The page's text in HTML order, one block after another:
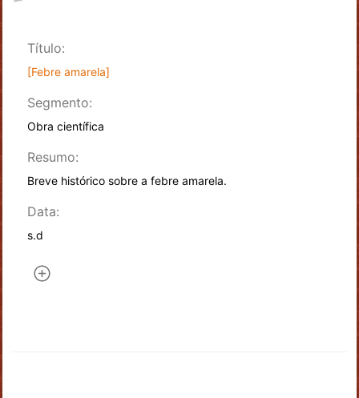
Título:
[Febre amarela]
Segmento:
Obra científica
Resumo:
Breve histórico sobre a febre amarela.
Data:
s.d